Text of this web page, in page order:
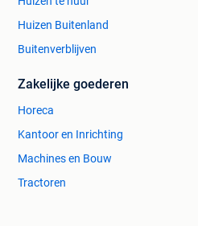
Huizen Buitenland
Buitenverblijven
Zakelijke goederen
Horeca
Kantoor en Inrichting
Machines en Bouw
Tractoren